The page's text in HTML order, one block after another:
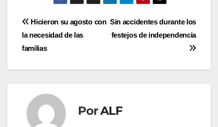
Navegación
de
entradas
Sin accidentes durante los
festejos de independencia
Hicieron su agosto con
la necesidad de las
familias
PorALF